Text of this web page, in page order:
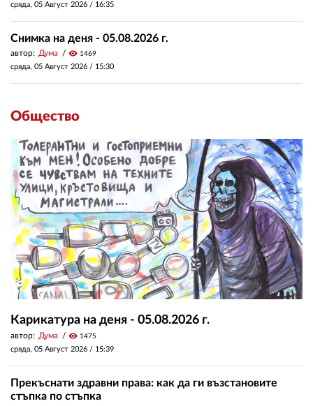
сряда, 05 Август 2026 / 16:35
Снимка на деня - 05.08.2026 г.
автор: Дума visibility 1469
сряда, 05 Август 2026 / 15:30
Общество
Карикатура на деня - 05.08.2026 г.
автор: Дума visibility 1475
сряда, 05 Август 2026 / 15:39
Прекъснати здравни права: как да ги възстановите
стъпка по стъпка